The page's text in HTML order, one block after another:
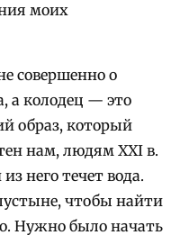
моих
совершенно о
а колодец — это
образ, который
нам, людям XXI в.
него течет вода.
чтобы найти
Нужно было начать